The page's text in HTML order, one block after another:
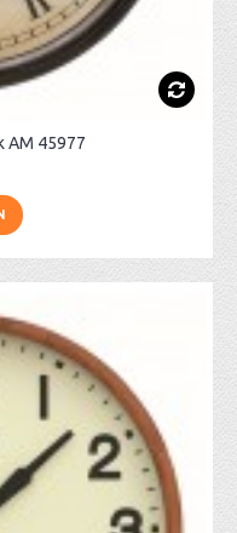
AM 45977